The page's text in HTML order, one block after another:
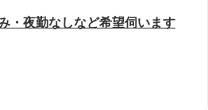
・夜勤なしなど希望伺います